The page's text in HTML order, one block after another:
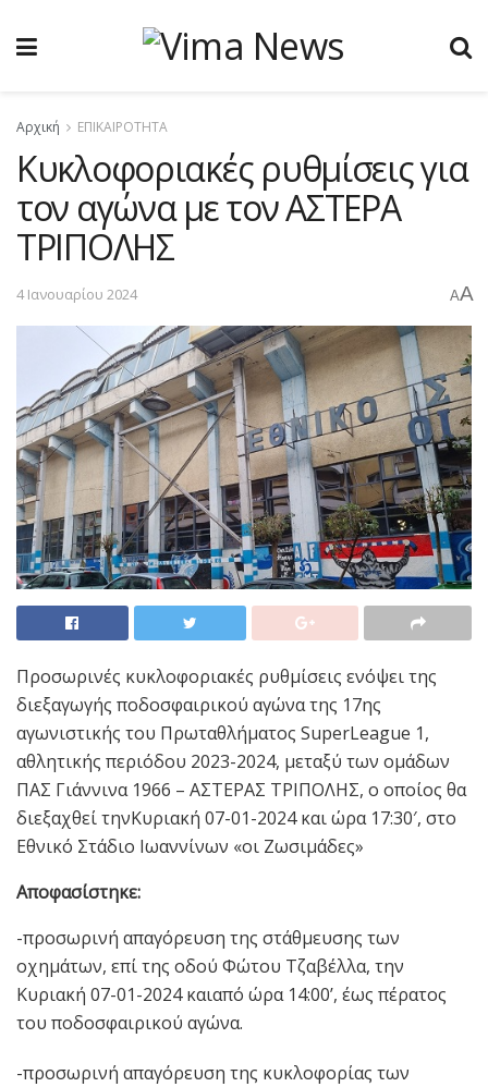
Αρχική ΕΠΙΚΑΙΡΟΤΗΤΑ
Κυκλοφοριακές ρυθμίσεις για
τον αγώνα με τον ΑΣΤΕΡΑ
ΤΡΙΠΟΛΗΣ
4 Ιανουαρίου 2024 AA
Προσωρινές κυκλοφοριακές ρυθμίσεις ενόψει της
διεξαγωγής ποδοσφαιρικού αγώνα της 17ης
αγωνιστικής του Πρωταθλήματος SuperLeague 1,
αθλητικής περιόδου 2023-2024, μεταξύ των ομάδων
ΠΑΣ Γιάννινα 1966 – ΑΣΤΕΡΑΣ ΤΡΙΠΟΛΗΣ, ο οποίος θα
διεξαχθεί τηνΚυριακή 07-01-2024 και ώρα 17:30′, στο
Εθνικό Στάδιο Ιωαννίνων «οι Ζωσιμάδες»
Αποφασίστηκε:
-προσωρινή απαγόρευση της στάθμευσης των
οχημάτων, επί της οδού Φώτου Τζαβέλλα, την
Κυριακή 07-01-2024 καιαπό ώρα 14:00’, έως πέρατος
του ποδοσφαιρικού αγώνα.
-προσωρινή απαγόρευση της κυκλοφορίας των